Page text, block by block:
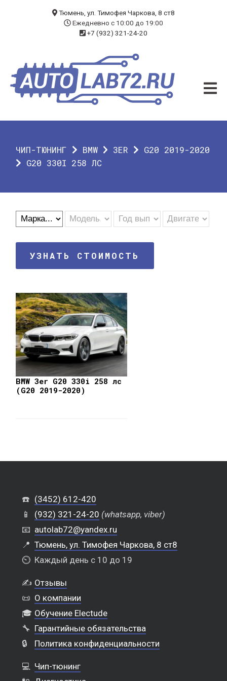
ЧИП-ТЮНИНГ
ДИАГНОСТИКА
О КОМПАНИИ
ГАРАНТИЯ
Тюмень, ул. Тимофея Чаркова, 8 ст8
Ежедневно с 10:00 до 19:00
+7 (932) 321-24-20
ЧИП-ТЮНИНГ BMW 3ER
G20 2019-2020
G20 330I 258 ЛС
УЗНАТЬ СТОИМОСТЬ
BMW 3er G20 330i 258 лс
(G20 2019-2020)
☎️ (3452) 612-420
📱
(932) 321-24-20 (whatsapp, viber)
📧 autolab72@yandex.ru
📍 Тюмень, ул. Тимофея Чаркова, 8 ст8
⏲️ Каждый день с 10 до 19
✍️ Отзывы
📜 О компании
🎓 Обучение Electude
🔧 Гарантийные обязательства
🔒
Политика конфиденциальности
💻 Чип-тюнинг